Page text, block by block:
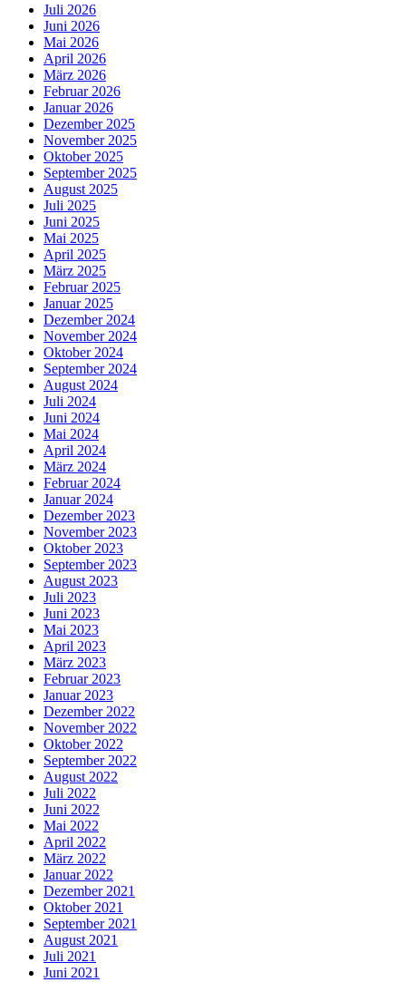
Juli 2026
Juni 2026
Mai 2026
April 2026
März 2026
Februar 2026
Januar 2026
Dezember 2025
November 2025
Oktober 2025
September 2025
August 2025
Juli 2025
Juni 2025
Mai 2025
April 2025
März 2025
Februar 2025
Januar 2025
Dezember 2024
November 2024
Oktober 2024
September 2024
August 2024
Juli 2024
Juni 2024
Mai 2024
April 2024
März 2024
Februar 2024
Januar 2024
Dezember 2023
November 2023
Oktober 2023
September 2023
August 2023
Juli 2023
Juni 2023
Mai 2023
April 2023
März 2023
Februar 2023
Januar 2023
Dezember 2022
November 2022
Oktober 2022
September 2022
August 2022
Juli 2022
Juni 2022
Mai 2022
April 2022
März 2022
Januar 2022
Dezember 2021
Oktober 2021
September 2021
August 2021
Juli 2021
Juni 2021